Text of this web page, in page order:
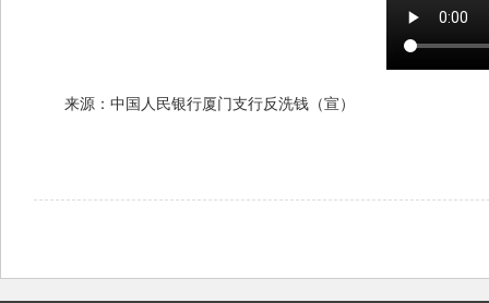
来源：中国人民银行厦门支行反洗钱（宣）